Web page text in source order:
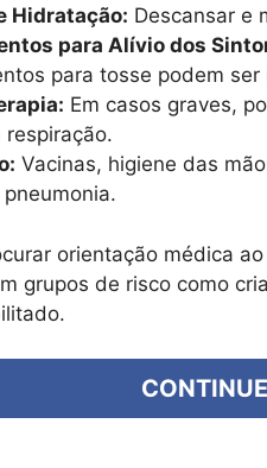
Hidratação: Descansar e
para Alívio dos
para tosse podem
Em casos graves,
respiração.
Vacinas, higiene das
orientação médica
grupos de risco como